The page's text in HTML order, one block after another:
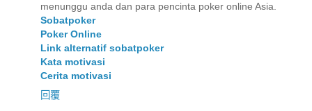
menunggu anda dan para pencinta poker online Asia.
Sobatpoker
Poker Online
Link alternatif sobatpoker
Kata motivasi
Cerita motivasi
回覆